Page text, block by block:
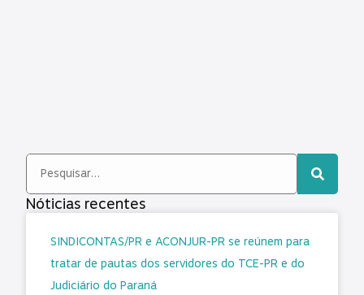
Nóticias recentes
SINDICONTAS/PR e ACONJUR-PR se reúnem para
tratar de pautas dos servidores do TCE-PR e do
Judiciário do Paraná